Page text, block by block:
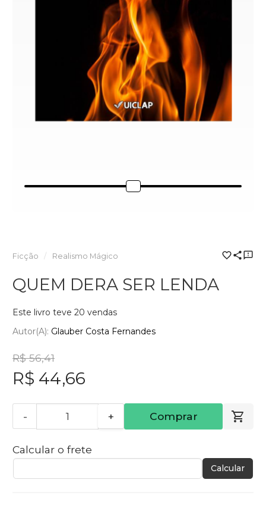
Ficção Realismo Mágico
QUEM DERA SER LENDA
Este livro teve 20 vendas
Autor(a): Glauber Costa Fernandes
R$ 56,41
R$ 44,66
- + Comprar
Calcular o frete
Calcular